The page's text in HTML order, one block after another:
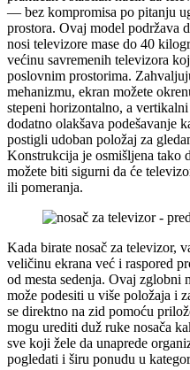
— bez kompromisa po pitanju
prostora. Ovaj model podržava
nosi televizore mase do 40
većinu savremenih televizora
poslovnim prostorima.
mehanizmu, ekran možete
stepeni horizontalno, a
dodatno olakšava podešavanje
postigli udoban položaj za
Konstrukcija je osmišljena tako
možete biti sigurni da će
ili pomeranja.
Kada birate nosač za televizor,
veličinu ekrana već i raspored
od mesta sedenja. Ovaj zglobni
može podesiti u više položaja i
se direktno na zid pomoću
mogu urediti duž ruke nosača
sve koji žele da unaprede
pogledati i širu ponudu u